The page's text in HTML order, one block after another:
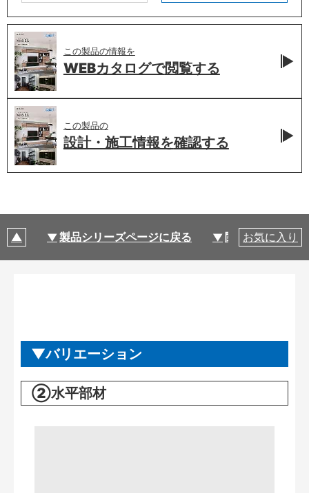
この製品の情報を
WEBカタログで閲覧する
この製品の
設計・施工情報を確認する
製品シリーズページに戻る 関連部材・関連
お気に入り
バリエーション
②水平部材